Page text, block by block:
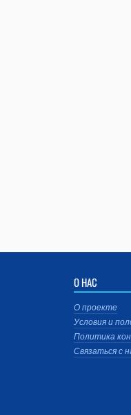
О НАС
О проекте
Условия и
Политика
Связаться с